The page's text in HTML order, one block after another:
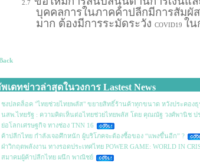
2.7
บุคคลการในภาคค้าปลีกมีการสัมผั
มาก ต้องมีการระมัดระวัง COVID19 ใน
เดทข่าวล่าสุดในวงการ Lastest News
ชงปลดล็อค "ไทยช่วยไทยพลัส" ขยายสิทธิ์ร้านค้าทุกขนาด หวังประคองธุ
นสพ.ไทยรัฐ : ความคิดเห็นต่อไทยช่วยไทยพลัส โดย คุณณัฐ วงศ์พานิช
ย่อโลกเศรษฐกิจ ทางช่อง TNN 16
ค้าปลีกไทย กำลังเจอศึกหนัก ผู้บริโภคจะต้องซื้อของ “แพงขึ้นอีก” ?
ฝ่าวิกฤตพลังงาน ทางรอดประเทศไทย POWER GAME: WORLD IN
สมาคมผู้ค้าปลีกไทย ผนึก พาณิชย์